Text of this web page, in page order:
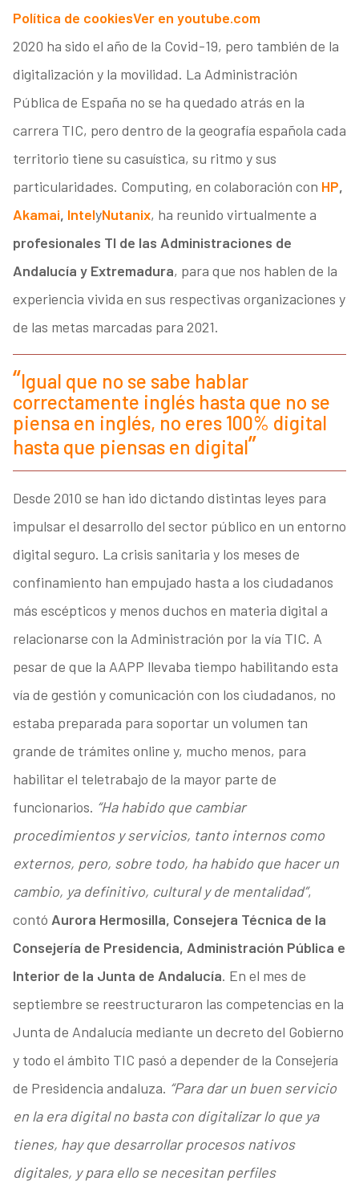
Política de cookiesVer en youtube.com
2020 ha sido el año de la Covid-19, pero también de la
digitalización y la movilidad. La Administración
Pública de España no se ha quedado atrás en la
carrera TIC, pero dentro de la geografía española cada
territorio tiene su casuística, su ritmo y sus
particularidades. Computing, en colaboración con HP,
Akamai, IntelyNutanix, ha reunido virtualmente a
profesionales TI de las Administraciones de
Andalucía y Extremadura, para que nos hablen de la
experiencia vivida en sus respectivas organizaciones y
de las metas marcadas para 2021.
Igual que no se sabe hablar
correctamente inglés hasta que no se
piensa en inglés, no eres 100% digital
hasta que piensas en digital
Desde 2010 se han ido dictando distintas leyes para
impulsar el desarrollo del sector público en un entorno
digital seguro. La crisis sanitaria y los meses de
confinamiento han empujado hasta a los ciudadanos
más escépticos y menos duchos en materia digital a
relacionarse con la Administración por la vía TIC. A
pesar de que la AAPP llevaba tiempo habilitando esta
vía de gestión y comunicación con los ciudadanos, no
estaba preparada para soportar un volumen tan
grande de trámites online y, mucho menos, para
habilitar el teletrabajo de la mayor parte de
funcionarios. “Ha habido que cambiar
procedimientos y servicios, tanto internos como
externos, pero, sobre todo, ha habido que hacer un
cambio, ya definitivo, cultural y de mentalidad”,
contó Aurora Hermosilla, Consejera Técnica de la
Consejería de Presidencia, Administración Pública e
Interior de la Junta de Andalucía. En el mes de
septiembre se reestructuraron las competencias en la
Junta de Andalucía mediante un decreto del Gobierno
y todo el ámbito TIC pasó a depender de la Consejería
de Presidencia andaluza. “Para dar un buen servicio
en la era digital no basta con digitalizar lo que ya
tienes, hay que desarrollar procesos nativos
digitales, y para ello se necesitan perfiles